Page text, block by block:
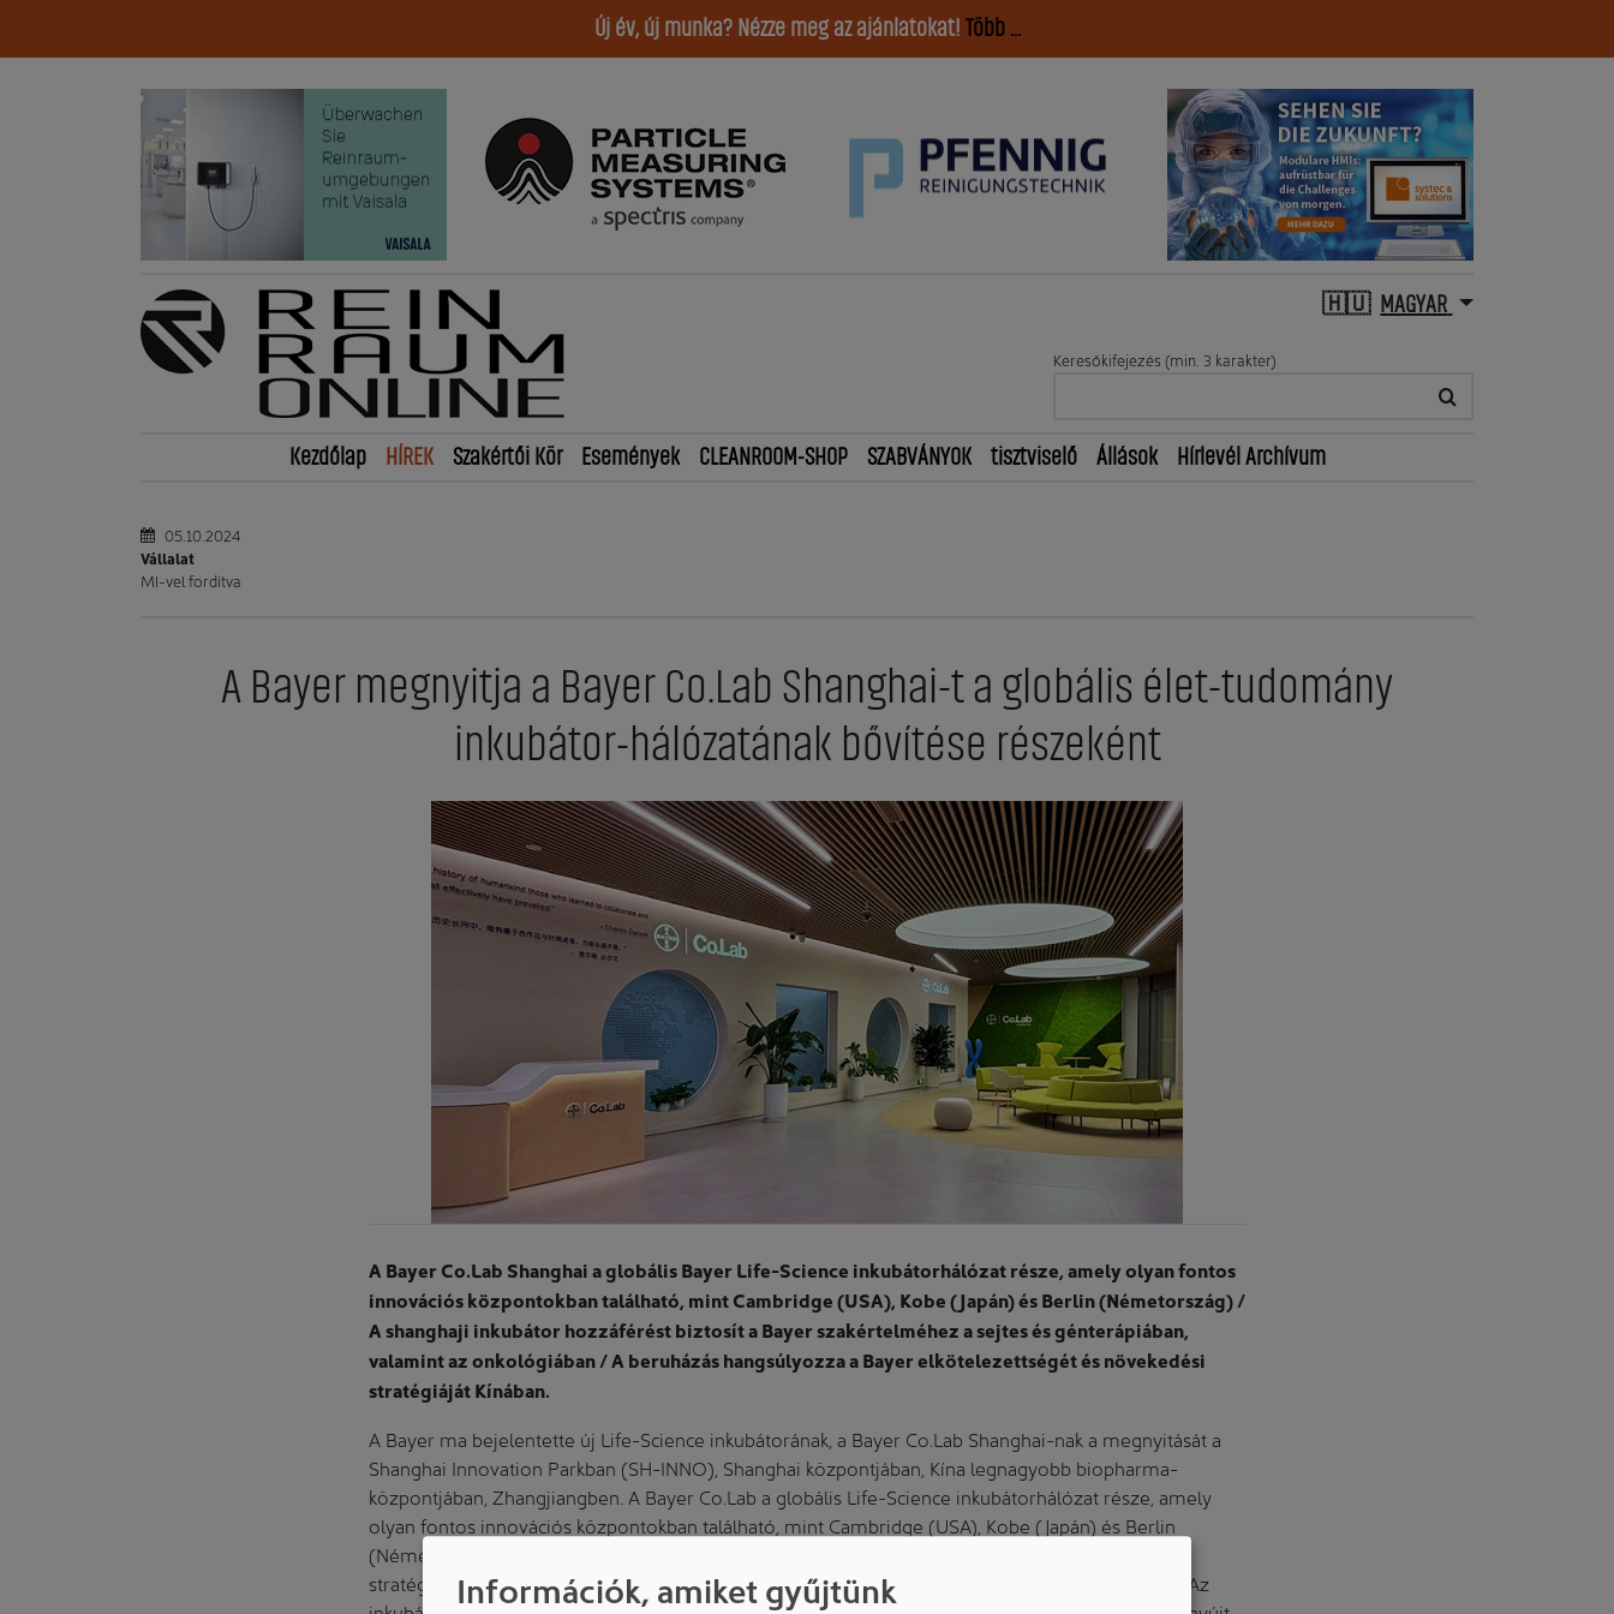
Új év, új munka? Nézze meg az ajánlatokat! Több ...
MAGYAR
Keresőkifejezés (min. 3 karakter)
Kezdőlap HÍREK Szakértői Kör Események CLEANROOM-SHOP SZABVÁNYOK tisztviselő Állások Hírlevél Archívum
05.10.2024
Vállalat
MI-vel fordítva
A Bayer megnyitja a Bayer Co.Lab Shanghai-t a globális élet-tudomány
inkubátor-hálózatának bővítése részeként
A Bayer Co.Lab Shanghai a globális Bayer Life-Science inkubátorhálózat része, amely olyan fontos
innovációs központokban található, mint Cambridge (USA), Kobe (Japán) és Berlin (Németország) /
A shanghaji inkubátor hozzáférést biztosít a Bayer szakértelméhez a sejtes és génterápiában,
valamint az onkológiában / A beruházás hangsúlyozza a Bayer elkötelezettségét és növekedési
stratégiáját Kínában.
A Bayer ma bejelentette új Life-Science inkubátorának, a Bayer Co.Lab Shanghai-nak a megnyitását a
Shanghai Innovation Parkban (SH-INNO), Shanghai központjában, Kína legnagyobb biopharma-
központjában, Zhangjiangben. A Bayer Co.Lab a globális Life-Science inkubátorhálózat része, amely
olyan fontos innovációs központokban található, mint Cambridge (USA), Kobe (Japán) és Berlin
(Németország). A Bayer Co.Lab Shanghai alapítása jelentős mérföldkő a Bayer külső innovációs
stratégiájában, amelynek célja az open collaboration ösztönzése a biotech ökoszisztémán belül. Az
Információk, amiket gyűjtünk